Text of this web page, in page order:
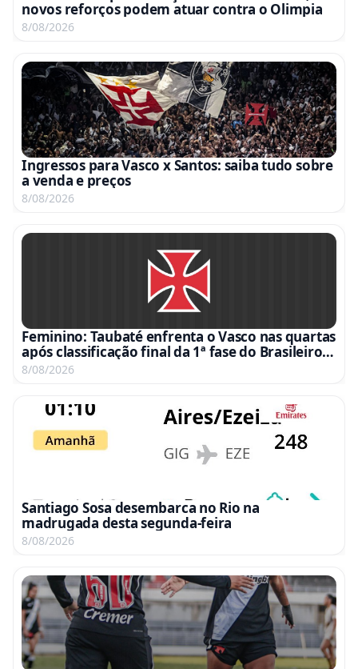
novos reforços podem atuar contra o Olimpia
8/08/2026
Ingressos para Vasco x Santos: saiba tudo sobre
a venda e preços
8/08/2026
Feminino: Taubaté enfrenta o Vasco nas quartas
após classificação final da 1ª fase do Brasileiro
A2
8/08/2026
Santiago Sosa desembarca no Rio na
madrugada desta segunda-feira
8/08/2026